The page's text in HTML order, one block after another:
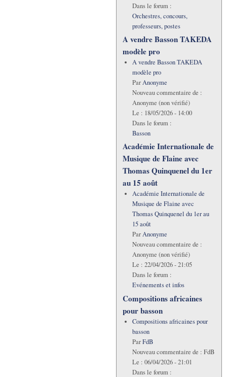
Dans le forum :
Orchestres, concours,
professeurs, postes
A vendre Basson TAKEDA
modèle pro
A vendre Basson TAKEDA
modèle pro
ParAnonyme
Nouveau commentaire de :
Anonyme (non vérifié)
Le : 18/05/2026 - 14:00
Dans le forum :
Basson
Académie Internationale de
Musique de Flaine avec
Thomas Quinquenel du 1er
au 15 août
Académie Internationale de
Musique de Flaine avec
Thomas Quinquenel du 1er au
15 août
ParAnonyme
Nouveau commentaire de :
Anonyme (non vérifié)
Le : 22/04/2026 - 21:05
Dans le forum :
Evénements et infos
Compositions africaines
pour basson
Compositions africaines pour
basson
ParFdB
Nouveau commentaire de : FdB
Le : 06/04/2026 - 21:01
Dans le forum :